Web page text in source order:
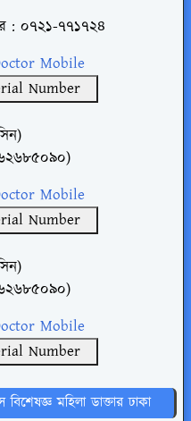
: ০৭২১-৭৭১৭২৪
Mobile
Number
Mobile
Number
Mobile
Number
মহিলা ডাক্তার ঢাকা